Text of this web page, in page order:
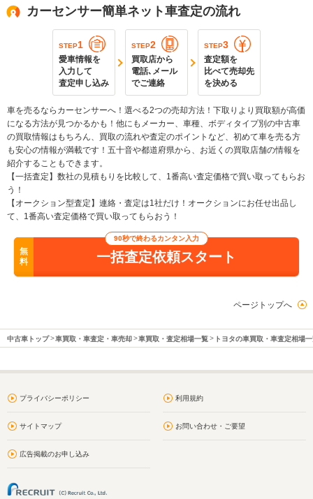
カーセンサー簡単ネット車査定の流れ
STEP1
愛車情報を
入力して
査定申し込み
STEP2
買取店から
電話､メール
でご連絡
STEP3
査定額を
比べて売却先
を決める
車を売るならカーセンサーへ！選べる2つの売却方法！下取りより買取額が高価
になる方法が見つかるかも！他にもメーカー、車種、ボディタイプ別の中古車
の買取情報はもちろん、買取の流れや査定のポイントなど、初めて車を売る方
も安心の情報が満載です！五十音や都道府県から、お近くの買取店舗の情報を
紹介することもできます。
【一括査定】数社の見積もりを比較して、1番高い査定価格で買い取ってもらお
う！
【オークション型査定】連絡・査定は1社だけ！オークションにお任せ出品し
て、1番高い査定価格で買い取ってもらおう！
無
料
90秒で終わるカンタン入力
一括査定依頼スタート
ページトップへ
中古車トップ 車買取・車査定・車売却 車買取・査定相場一覧 トヨタの車買取・車査定相場
プライバシーポリシー 利用規約
サイトマップ お問い合わせ・ご要望
広告掲載のお申し込み